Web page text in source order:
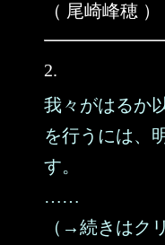
（ 尾崎峰穂 ）
2.
我々がはるか
を行うには、
す。
……
（→続きはク